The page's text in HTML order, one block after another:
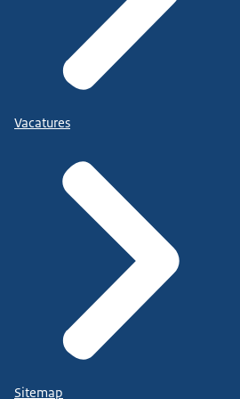
Vacatures
Sitemap